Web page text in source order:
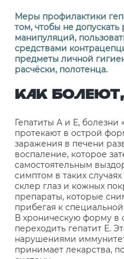
Меры профилактики
том, чтобы не
манипуляций,
средствами
предметы личной
расчёски, полотенца.
КАК
Гепатиты А и Е, болезни
протекают в острой
заражения в печени
воспаление, которое
самостоятельным
симптом в таких
склер глаз и кожных
препараты, которые
прибегая к
В хроническую форму в
переходить гепатит Е.
нарушениями
принимает лекарства,